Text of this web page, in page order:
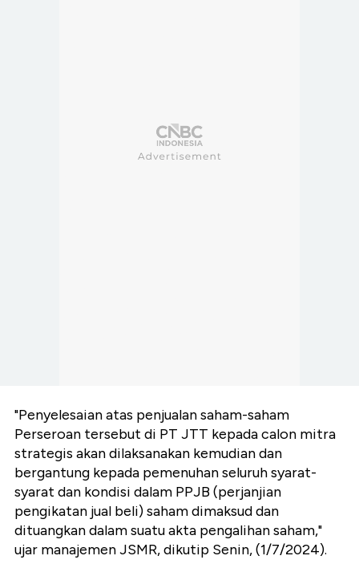
"Penyelesaian atas penjualan saham-saham
Perseroan tersebut di PT JTT kepada calon mitra
strategis akan dilaksanakan kemudian dan
bergantung kepada pemenuhan seluruh syarat-
syarat dan kondisi dalam PPJB (perjanjian
pengikatan jual beli) saham dimaksud dan
dituangkan dalam suatu akta pengalihan saham,"
ujar manajemen JSMR, dikutip Senin, (1/7/2024).